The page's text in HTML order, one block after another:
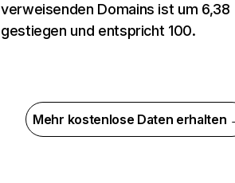
verweisenden Domains ist um 6,38
gestiegen und entspricht 100.
Mehr kostenlose Daten erhalten